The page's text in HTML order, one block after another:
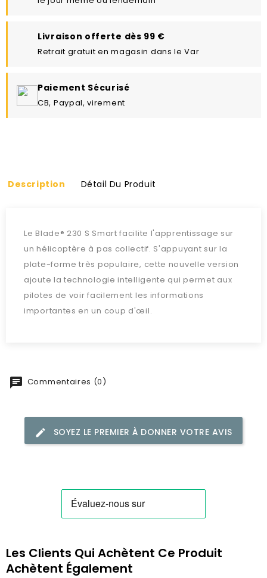
Livraison offerte dès 99 €
Retrait gratuit en magasin dans le Var
Paiement Sécurisé
CB, Paypal, virement
Description Détail Du Produit
Le Blade® 230 S Smart facilite l'apprentissage sur
un hélicoptère à pas collectif. S'appuyant sur la
plate-forme très populaire, cette nouvelle version
ajoute la technologie intelligente qui permet aux
pilotes de voir facilement les informations
importantes en un coup d'œil.
Commentaires (0)
SOYEZ LE PREMIER À DONNER VOTRE AVIS
Les Clients Qui Achètent Ce Produit
Achètent Également